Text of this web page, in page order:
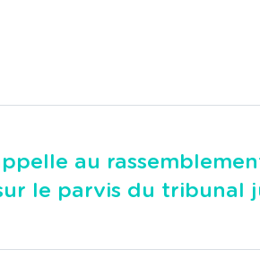
au
le parvis du tribunal